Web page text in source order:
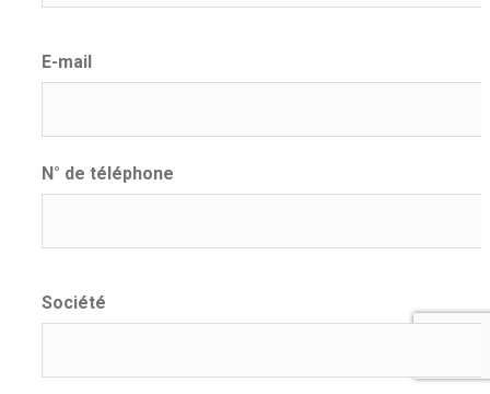
E-mail
N° de téléphone
Société